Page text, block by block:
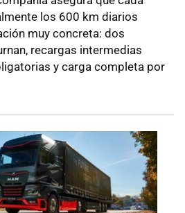
los 600 km diarios
muy concreta: dos
recargas intermedias
y carga completa por